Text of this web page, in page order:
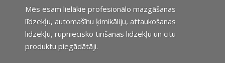
Mēs esam lielākie profesionālo mazgāšanas
līdzekļu, automašīnu ķimikāliju, attaukošanas
līdzekļu, rūpniecisko tīrīšanas līdzekļu un citu
produktu piegādātāji.